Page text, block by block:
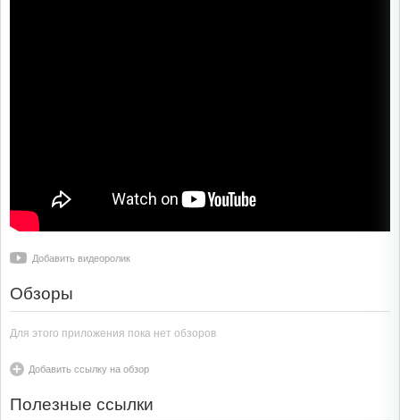
Добавить видеоролик
Обзоры
Для этого приложения пока нет обзоров
Добавить ссылку на обзор
Полезные ссылки